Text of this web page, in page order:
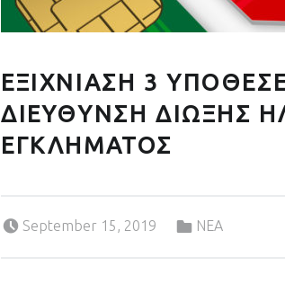
ΕΞΙΧΝΙΑΣΗ 3
ΔΙΕΥΘΥΝΣΗ ΔΙΩΞΗΣ
ΕΓΚΛΗΜΑΤΟΣ
September 15, 2019
ΝΕΑ